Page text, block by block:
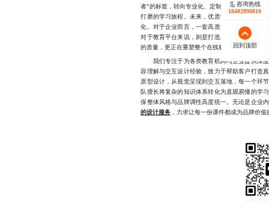
者”的标签，转向专业化、定制化服务的新阶段
打磨的学习旅程。未来，优质课件的价值将不
化。对于企业而言，一套高质量的独家课件，
对于教育平台来说，则是打造差异化内容资产
的质量，更正在重塑整个在线教育的内容生态。
我们专注于为各类教育机构与企业提供深度
容理解与交互设计经验，致力于帮助客户打造
原型设计，从视觉呈现到交互落地，每一个环
队擅长将复杂的知识体系转化为直观易懂的学
保整体风格与品牌调性高度统一。无论是企业
的设计服务 ，力求让每一份课件都成为品牌价值
咨询热线
18402890810
回到顶部